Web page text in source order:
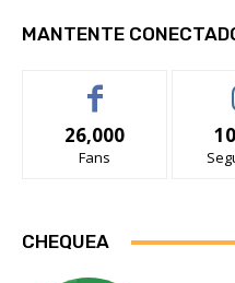
MANTENTE
26,000
Fans
CHEQUEA